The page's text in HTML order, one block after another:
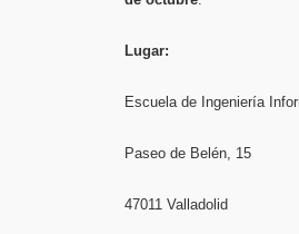
Lugar:
Escuela de Ingeniería
Paseo de Belén, 15
47011 Valladolid